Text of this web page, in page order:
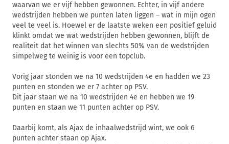
waarvan we er vijf hebben gewonnen. Echter, in vijf andere
wedstrijden hebben we punten laten liggen – wat in mijn ogen
veel te veel is. Hoewel er de laatste weken een positief geluid
klinkt omdat we wat wedstrijden hebben gewonnen, blijft de
realiteit dat het winnen van slechts 50% van de wedstrijden
simpelweg te weinig is voor een topclub.
Vorig jaar stonden we na 10 wedstrijden 4e en hadden we 23
punten en stonden we er 7 achter op PSV.
Dit jaar staan we na 10 wedstrijden 4e en hebben we 19
punten en staan we 11 punten achter op PSV.
Daarbij komt, als Ajax de inhaalwedstrijd wint, we ook 6
punten achter staan op Ajax.